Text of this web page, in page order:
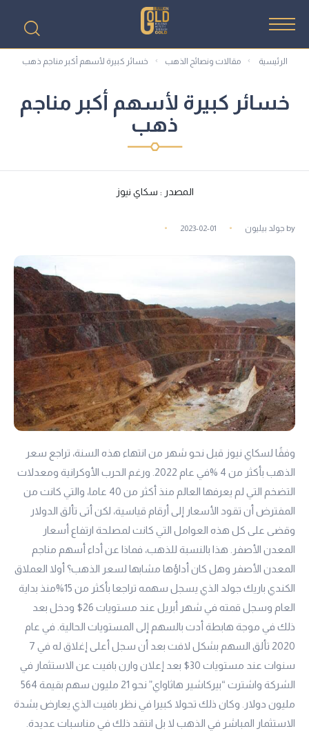
الرئيسية مقالات ونصائح الذهب خسائر كبيرة لأسهم أكبر مناجم ذهب
خسائر كبيرة لأسهم أكبر مناجم
ذهب
المصدر : سكاي نيوز
by جولد بيليون 2023-02-01
وفقًا لسكاي نيوز قبل نحو شهر من انتهاء هذه السنة، تراجع سعر
الذهب بأكثر من 4 %في عام 2022. ورغم الحرب الأوكرانية ومعدلات
التضخم التي لم يعرفها العالم منذ أكثر من 40 عاما، والتي كانت من
المفترض أن تقود الأسعار إلى أرقام قياسية، لكن أتى تألق الدولار
وقضى على كل هذه العوامل التي كانت لمصلحة ارتفاع أسعار
المعدن الأصفر. هذا بالنسبة للذهب، فماذا عن أداء أسهم مناجم
المعدن الأصفر وهل كان أداؤها مشابها لسعر الذهب؟ أولا العملاق
الكندي باريك جولد الذي يسجل سهمه تراجعا بأكثر من 15%منذ بداية
العام وسجل قمته في شهر أبريل عند مستويات 26$ ودخل بعد
ذلك في موجة هابطة أدت بالسهم إلى المستويات الحالية. في عام
2020 تألق السهم بشكل لافت بعد أن سجل أعلى إغلاق له في 7
سنوات عند مستويات 30$ بعد إعلان وارن بافيت عن الاستثمار في
الشركة واشترت “بيركاشير هاثاواي” نحو 21 مليون سهم بقيمة 564
مليون دولار. وكان ذلك تحولا كبيرا في نظر بافيت الذي يعارض بشدة
الاستثمار المباشر في الذهب لا بل انتقد ذلك في مناسبات عديدة.